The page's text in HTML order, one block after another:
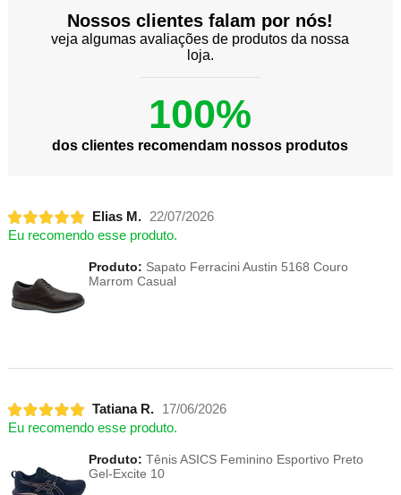
Nossos clientes falam por nós!
veja algumas avaliações de produtos da nossa
loja.
100%
dos clientes recomendam nossos produtos
Elias M.
22/07/2026
Eu recomendo esse produto.
Produto: Sapato Ferracini Austin 5168 Couro
Marrom Casual
Tatiana R.
17/06/2026
Eu recomendo esse produto.
Produto: Tênis ASICS Feminino Esportivo Preto
Gel-Excite 10